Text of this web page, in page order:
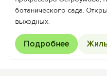
ботанического сада.
выходных.
Подробнее